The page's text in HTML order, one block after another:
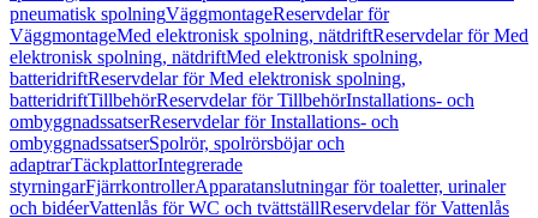
pneumatisk spolningVäggmontageReservdelar för
VäggmontageMed elektronisk spolning, nätdriftReservdelar för Med
elektronisk spolning, nätdriftMed elektronisk spolning,
batteridriftReservdelar för Med elektronisk spolning,
batteridriftTillbehörReservdelar för TillbehörInstallations- och
ombyggnadssatserReservdelar för Installations- och
ombyggnadssatserSpolrör, spolrörsböjar och
adaptrarTäckplattorIntegrerade
styrningarFjärrkontrollerApparatanslutningar för toaletter, urinaler
och bidéerVattenlås för WC och tvättställReservdelar för Vattenlås